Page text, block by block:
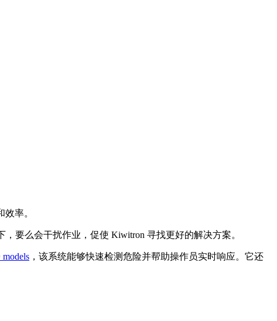
率。
，要么会干扰作业，促使 Kiwitron 寻找更好的解决方案。
，该系统能够快速检测危险并帮助操作员实时响应。它还